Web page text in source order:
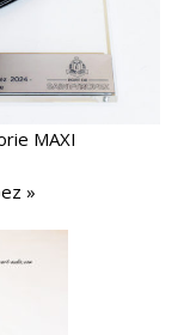
MAXI
»